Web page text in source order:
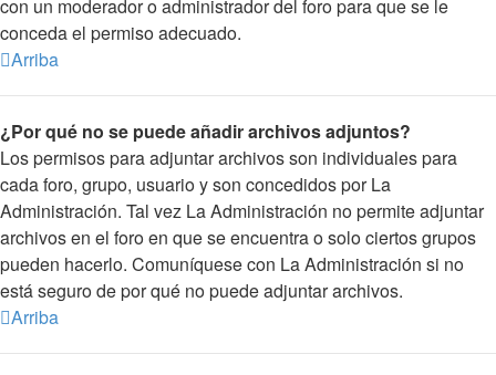
con un moderador o administrador del foro para que se le
conceda el permiso adecuado.
Arriba
¿Por qué no se puede añadir archivos adjuntos?
Los permisos para adjuntar archivos son individuales para
cada foro, grupo, usuario y son concedidos por La
Administración. Tal vez La Administración no permite adjuntar
archivos en el foro en que se encuentra o solo ciertos grupos
pueden hacerlo. Comuníquese con La Administración si no
está seguro de por qué no puede adjuntar archivos.
Arriba